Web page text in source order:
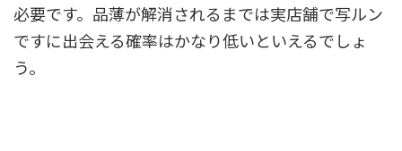
必要です。品薄が解消されるまでは実店舗で写ルン
ですに出会える確率はかなり低いといえるでしょ
う。